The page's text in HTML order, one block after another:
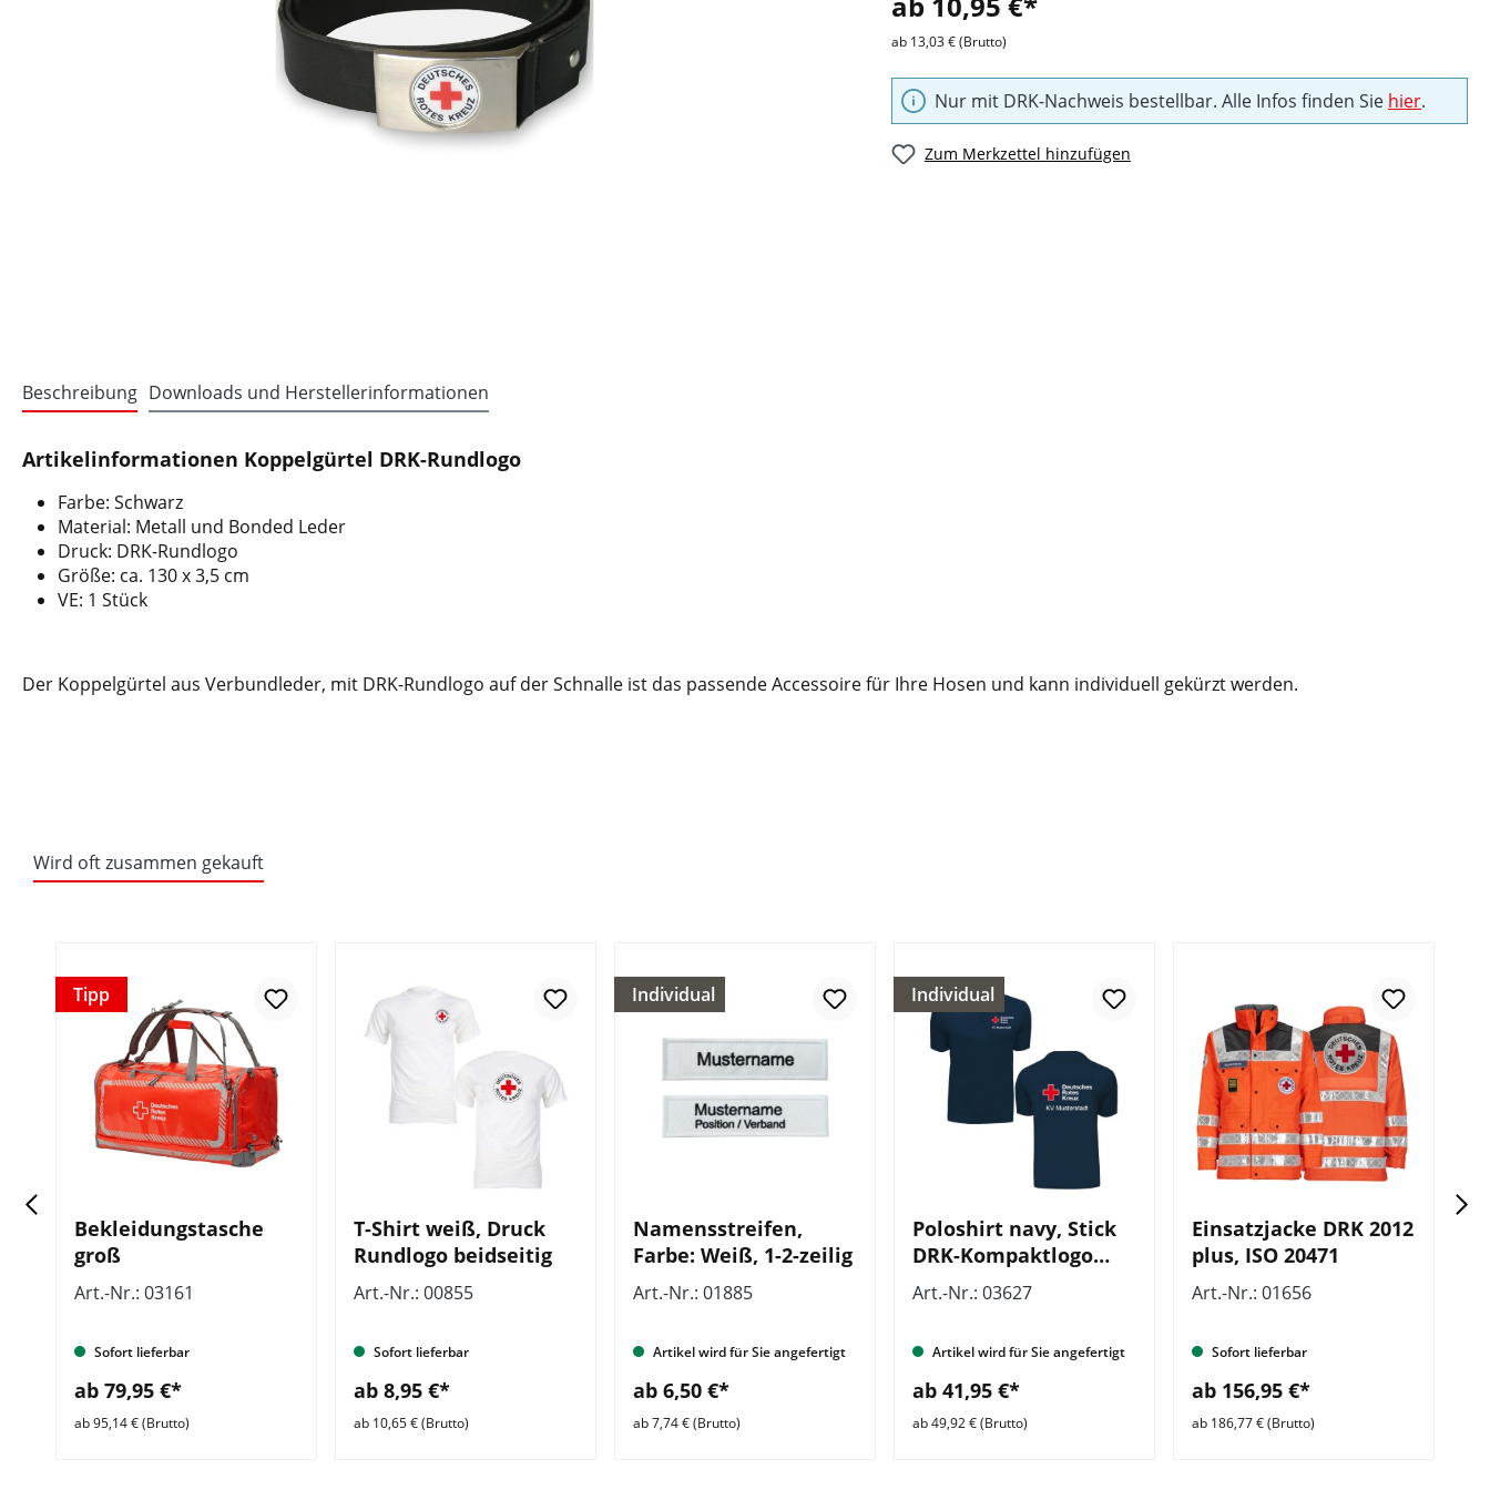
ab 13,03 € (Brutto)
Nur mit DRK-Nachweis bestellbar. Alle Infos finden Sie hier.
Zum Merkzettel hinzufügen
Beschreibung Downloads und Herstellerinformationen
Artikelinformationen Koppelgürtel DRK-Rundlogo
Farbe: Schwarz
Material: Metall und Bonded Leder
Druck: DRK-Rundlogo
Größe: ca. 130 x 3,5 cm
VE: 1 Stück
Der Koppelgürtel aus Verbundleder, mit DRK-Rundlogo auf der Schnalle ist das passende Accessoire für Ihre Hosen und kann individuell gekürzt werden.
Wird oft zusammen gekauft
Tipp
Bekleidungstasche
groß
Art.-Nr.: 03161
Sofort lieferbar
ab 79,95 €*
ab 95,14 € (Brutto)
T-Shirt weiß, Druck
Rundlogo beidseitig
Art.-Nr.: 00855
Sofort lieferbar
ab 8,95 €*
ab 10,65 € (Brutto)
Individual
Namensstreifen,
Farbe: Weiß, 1-2-zeilig
Art.-Nr.: 01885
Artikel wird für Sie angefertigt
ab 6,50 €*
ab 7,74 € (Brutto)
Individual
Poloshirt navy, Stick
DRK-Kompaktlogo
beidseitig und
Zusatzzeile vorn und
Art.-Nr.: 03627
Artikel wird für Sie angefertigt
ab 41,95 €*
ab 49,92 € (Brutto)
Einsatzjacke DRK 2012
plus, ISO 20471
Art.-Nr.: 01656
Sofort lieferbar
ab 156,95 €*
ab 186,77 € (Brutto)